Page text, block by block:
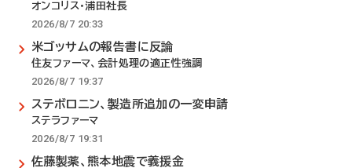
オンコリス・浦田社長
2026/8/7 20:33
米ゴッサムの報告書に反論
住友ファーマ、会計処理の適正性強調
2026/8/7 19:37
ステボロニン、製造所追加の一変申請
ステラファーマ
2026/8/7 19:31
佐藤製薬、熊本地震で義援金